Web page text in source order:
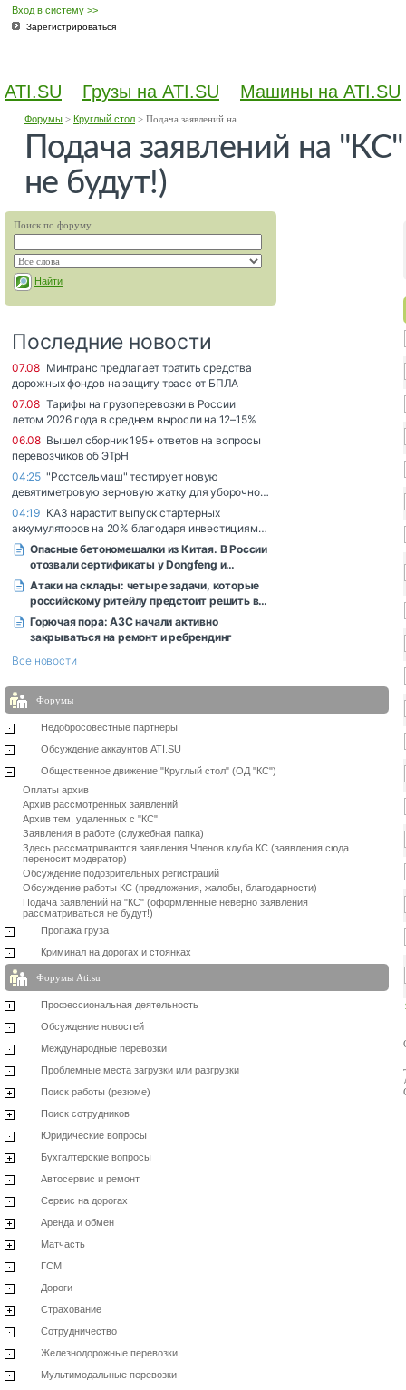
Вход в систему >>
Зарегистрироваться
ATI.SU Грузы на ATI.SU Машины на ATI.SU
Подача заявлений на
не будут!)
Форумы > Круглый стол > Подача заявлений на ...
Поиск по форуму
Найти
Форумы
Недобросовестные партнеры
Обсуждение аккаунтов ATI.SU
Общественное движение "Круглый стол" (ОД "КС")
Оплаты архив
Архив рассмотренных заявлений
Архив тем, удаленных с "КС"
Заявления в работе (служебная папка)
Здесь рассматриваются заявления Членов клуба КС (заявления сюда
переносит модератор)
Обсуждение подозрительных регистраций
Обсуждение работы КС (предложения, жалобы, благодарности)
Подача заявлений на "КС" (оформленные неверно заявления
рассматриваться не будут!)
Пропажа груза
Криминал на дорогах и стоянках
Форумы Ati.su
Профессиональная деятельность
Обсуждение новостей
Международные перевозки
Проблемные места загрузки или разгрузки
Поиск работы (резюме)
Поиск сотрудников
Юридические вопросы
Бухгалтерские вопросы
Автосервис и ремонт
Сервис на дорогах
Аренда и обмен
Матчасть
ГСМ
Дороги
Страхование
Сотрудничество
Железнодорожные перевозки
Мультимодальные перевозки